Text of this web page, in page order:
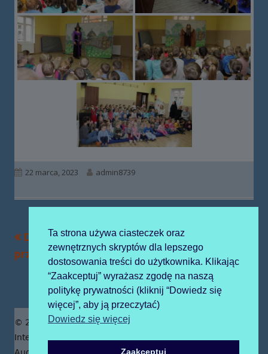
Opublikowano
22 marca, 2023 Autor
admin8739
Nawigacja
wpisu
Poprzedni
artykół
Dzień dzikiej
przyrody
Następny
artykół:
SENSORYCZNE
POWITANIE PANI
WIOSNY
Zawartość
stopki
© 2019 Publiczne Przedszkole z Oddziałami
Integracyjnymi prowadzone przez Zgromadzenie Sióstr
Ta strona używa ciasteczek oraz
zewnętrznych skryptów dla lepszego
dostosowania treści do użytkownika. Klikając
“Zaakceptuj” wyrażasz zgodę na naszą
politykę prywatności (kliknij “Dowiedz się
więcej”, aby ją przeczytać)
Dowiedz się więcej
Zaakceptuj